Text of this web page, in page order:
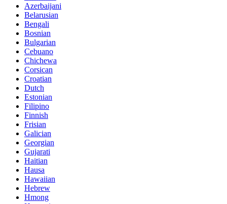
Azerbaijani
Belarusian
Bengali
Bosnian
Bulgarian
Cebuano
Chichewa
Corsican
Croatian
Dutch
Estonian
Filipino
Finnish
Frisian
Galician
Georgian
Gujarati
Haitian
Hausa
Hawaiian
Hebrew
Hmong